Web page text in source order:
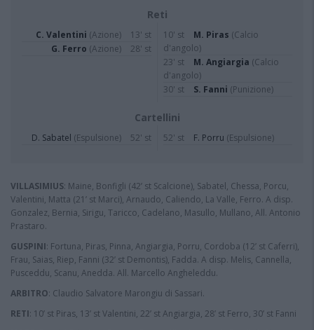
Reti
C. Valentini (Azione)
13' st
G. Ferro (Azione) 28' st
10' st M. Piras (Calcio
d'angolo)
23' st
M. Angiargia (Calcio
d'angolo)
30' st
S. Fanni (Punizione)
Cartellini
D. Sabatel (Espulsione) 52' st 52' st F. Porru (Espulsione)
VILLASIMIUS: Maine, Bonfigli (42’ st Scalcione), Sabatel, Chessa, Porcu,
Valentini, Matta (21’ st Marci), Arnaudo, Caliendo, La Valle, Ferro. A disp.
Gonzalez, Bernia, Sirigu, Taricco, Cadelano, Masullo, Mullano, All. Antonio
Prastaro.
GUSPINI: Fortuna, Piras, Pinna, Angiargia, Porru, Cordoba (12’ st Caferri),
Frau, Saias, Riep, Fanni (32’ st Demontis), Fadda. A disp. Melis, Cannella,
Pusceddu, Scanu, Anedda. All. Marcello Angheleddu.
ARBITRO: Claudio Salvatore Marongiu di Sassari.
RETI: 10’ st Piras, 13’ st Valentini, 22’ st Angiargia, 28’ st Ferro, 30’ st Fanni